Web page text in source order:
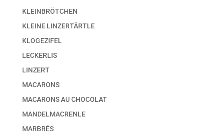
KLEINBRÖTCHEN
KLEINE LINZERTÄRTLE
KLOGEZIFEL
LECKERLIS
LINZERT
MACARONS
MACARONS AU CHOCOLAT
MANDELMACRENLE
MARBRÉS